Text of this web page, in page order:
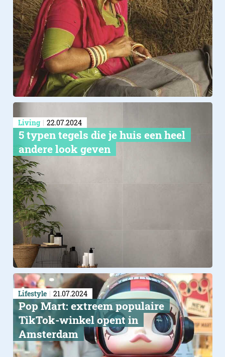
Living 22.07.2024
5 typen tegels die je huis een heel
andere look geven
Lifestyle 21.07.2024
Pop Mart: extreem populaire
TikTok-winkel opent in
Amsterdam